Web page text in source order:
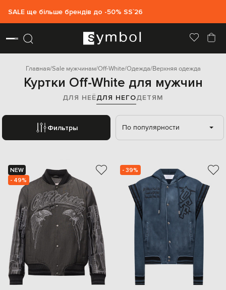
SALE ще більше брендів до -50% SS`26
Главная Sale мужчинам Off-White Одежда Верхняя одежда
Куртки Off-White для мужчин
ДЛЯ НЕЁДЛЯ НЕГОДЕТЯМ
Фильтры По популярности
NEW
- 49%
- 39%